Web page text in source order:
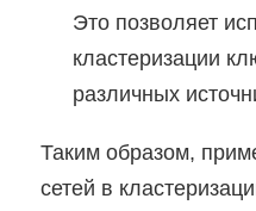
Это позволяет
кластеризации
различных
Таким образом,
сетей в